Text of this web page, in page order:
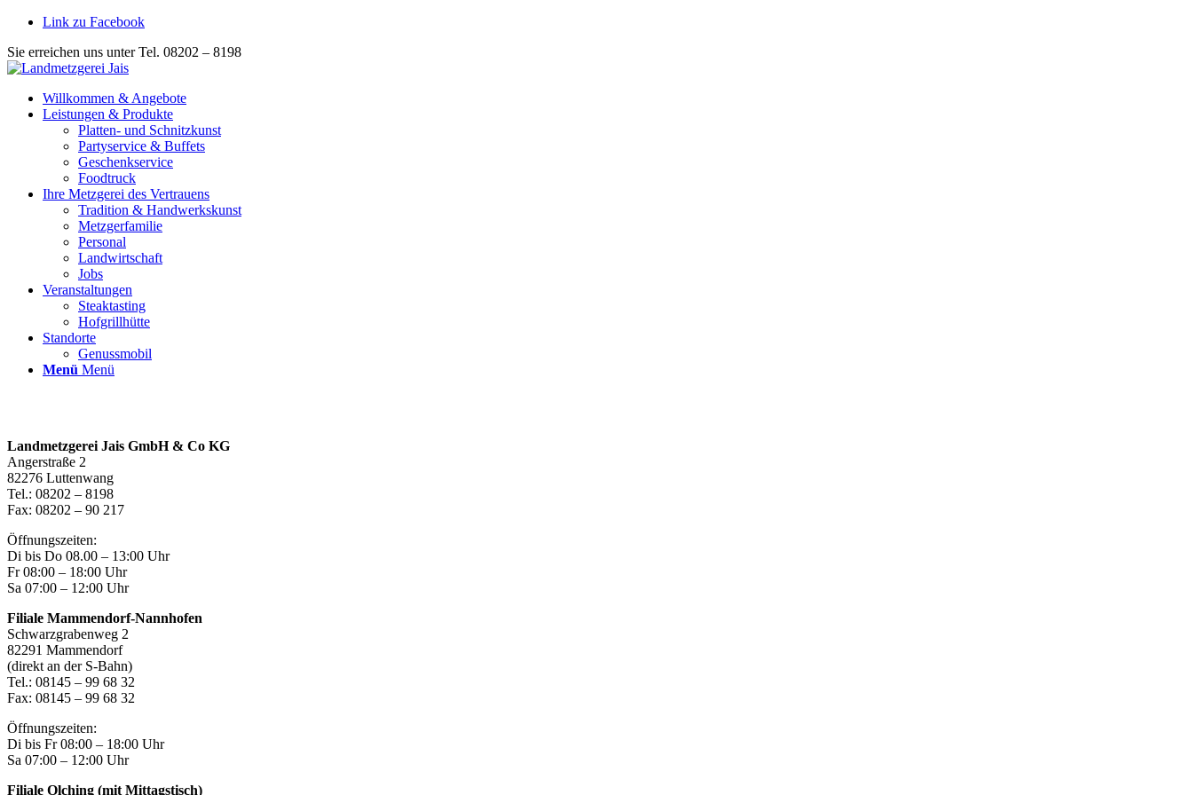
Link zu Facebook
Sie erreichen uns unter Tel. 08202 – 8198
Willkommen & Angebote
Leistungen & Produkte
Platten- und Schnitzkunst
Partyservice & Buffets
Geschenkservice
Foodtruck
Ihre Metzgerei des Vertrauens
Tradition & Handwerkskunst
Metzgerfamilie
Personal
Landwirtschaft
Jobs
Veranstaltungen
Steaktasting
Hofgrillhütte
Standorte
Genussmobil
Menü Menü
Landmetzgerei Jais GmbH & Co KG
Angerstraße 2
82276 Luttenwang
Tel.: 08202 – 8198
Fax: 08202 – 90 217
Öffnungszeiten:
Di bis Do 08.00 – 13:00 Uhr
Fr 08:00 – 18:00 Uhr
Sa 07:00 – 12:00 Uhr
Filiale Mammendorf-Nannhofen
Schwarzgrabenweg 2
82291 Mammendorf
(direkt an der S-Bahn)
Tel.: 08145 – 99 68 32
Fax: 08145 – 99 68 32
Öffnungszeiten:
Di bis Fr 08:00 – 18:00 Uhr
Sa 07:00 – 12:00 Uhr
Filiale Olching (mit Mittagstisch)